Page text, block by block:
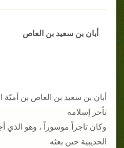
أبان بن سعيد بن العاص
أبان بن سعيد بن العاص بن أميّة
تأخر إسلامه
وكان تاجراً موسوراً ، وهو الذي
الحديبية حين بعثه